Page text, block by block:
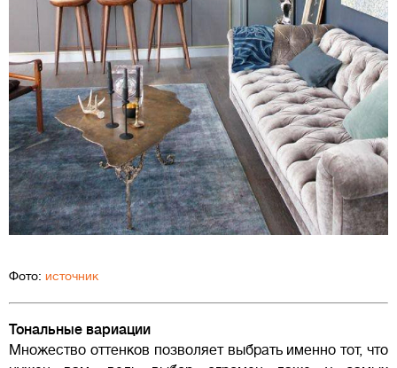
Фото: источник
Тональные вариации
Множество оттенков позволяет выбрать именно тот, что